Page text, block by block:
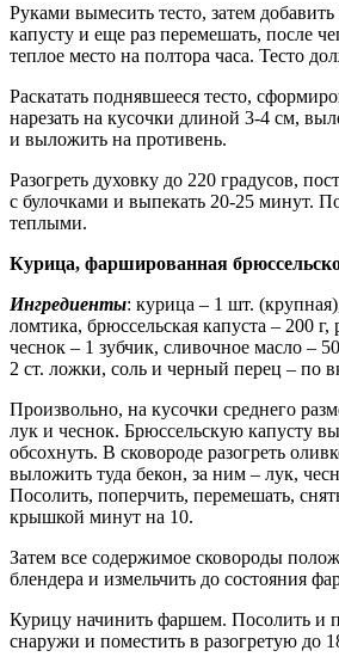
Руками вымесить тесто, затем
капусту и еще раз перемешать, после
теплое место на полтора часа. Тесто
Раскатать поднявшееся тесто,
нарезать на кусочки длиной 3-4 см,
и выложить на противень.
Разогреть духовку до 220 градусов,
с булочками и выпекать 20-25 минут.
теплыми.
Курица, фаршированная
Ингредиенты: курица – 1 шт.
ломтика, брюссельская капуста – 200
чеснок – 1 зубчик, сливочное масло –
2 ст. ложки, соль и черный перец – по
Произвольно, на кусочки среднего
лук и чеснок. Брюссельскую капусту
обсохнуть. В сковороде разогреть
выложить туда бекон, за ним – лук,
Посолить, поперчить, перемешать,
крышкой минут на 10.
Затем все содержимое сковороды
блендера и измельчить до состояния
Курицу начинить фаршем. Посолить и
снаружи и поместить в разогретую до